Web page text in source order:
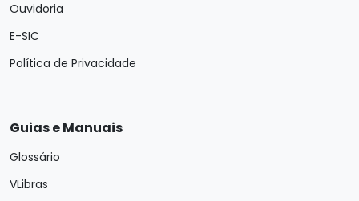
Ouvidoria
E-SIC
Política de Privacidade
Guias e Manuais
Glossário
VLibras